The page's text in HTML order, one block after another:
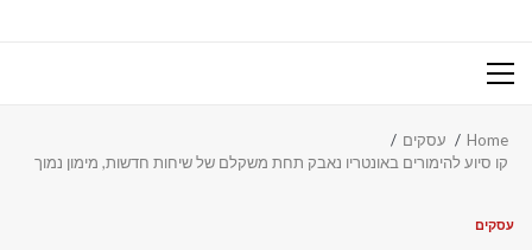
Primary
Home
עסקים
קו סיוע להימורים באונטריו נאבק תחת משקלם של שיחות חדשות, מימון נמוך
עסקים